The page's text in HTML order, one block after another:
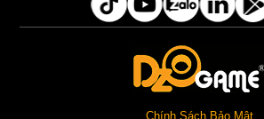
Chính Sách Bảo Mật